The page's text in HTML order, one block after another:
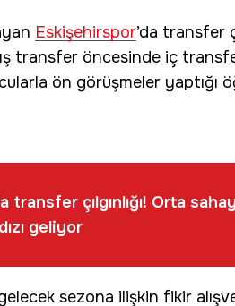
Eskişehirspor’da transfer
transfer öncesinde iç
ön görüşmeler yaptığı
transfer çılgınlığı! Orta
geliyor
sezona ilişkin fikir